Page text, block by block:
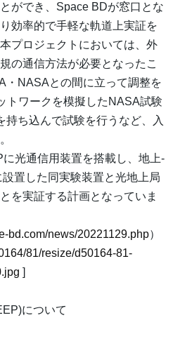
ができ、Space BDが窓口とな
効率的で手軽な軌道上実証を
プロジェクトにおいては、外
の通信方法が必要となったこ
・NASAとの間に立って調整を
トワークを模擬したNASA試験
ち込んで試験を行うなど、入
光通信用装置を搭載し、地上-
置した同実験装置と光地上局
を実証する計画となっていま
bd.com/news/20221129.php）
81/resize/d50164-81-
]
について